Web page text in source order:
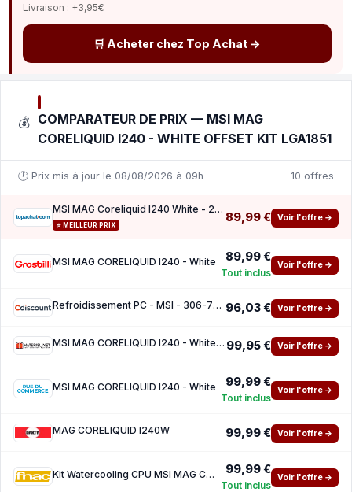
Livraison : +3,95€
🛒 Acheter chez Top Achat →
💰 COMPARATEUR DE PRIX — MSI MAG
CORELIQUID I240 - WHITE OFFSET KIT LGA1851
🕐 Prix mis à jour le 08/08/2026 à 09h 10 offres
MSI MAG Coreliquid I240 White - 240 mm ( 10 de reduction avec le code promo KOO )
⭐ MEILLEUR PRIX
89,99 € Voir l'offre →
MSI MAG CORELIQUID I240 - White 89,99 €
Tout inclus
Voir l'offre →
Refroidissement PC - MSI - 306-7ZW7A21-C24 - MAG CORELIQUID I240 WHITE 96,03 € Voir l'offre →
MSI MAG CORELIQUID I240 - White Offset Kit LGA1851 99,95 € Voir l'offre →
MSI MAG CORELIQUID I240 - White 99,99 €
Tout inclus
Voir l'offre →
MAG CORELIQUID I240W 99,99 € Voir l'offre →
Kit Watercooling CPU MSI MAG CORELIQUID I240 White 99,99 €
Tout inclus
Voir l'offre →